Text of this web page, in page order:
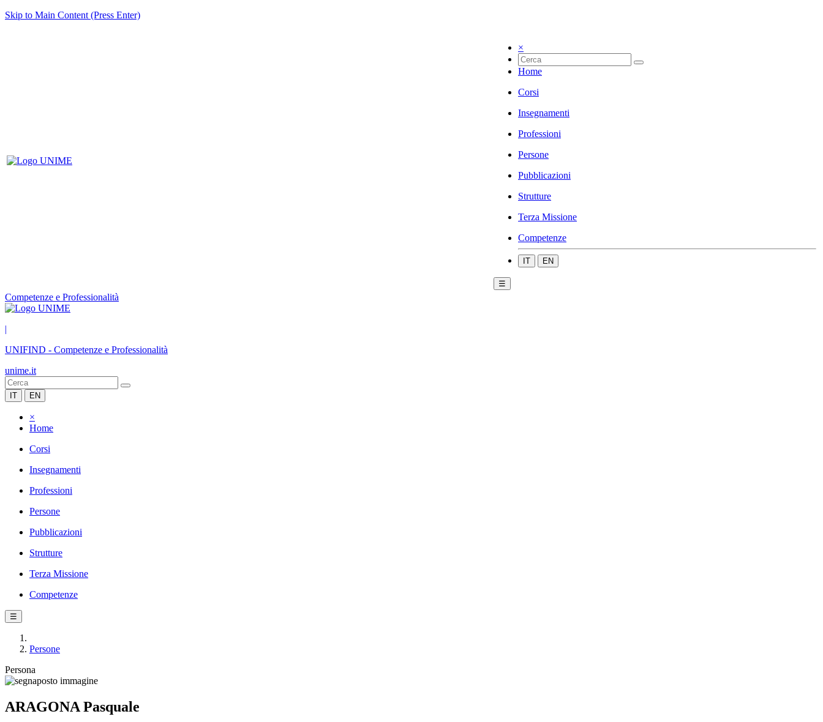
Skip to Main Content (Press Enter)
×
Home
Corsi
Insegnamenti
Professioni
Persone
Pubblicazioni
Strutture
Terza Missione
Competenze
IT EN
☰
Competenze e Professionalità
|
UNIFIND - Competenze e Professionalità
unime.it
IT EN
×
Home
Corsi
Insegnamenti
Professioni
Persone
Pubblicazioni
Strutture
Terza Missione
Competenze
☰
Persone
Persona
ARAGONA Pasquale